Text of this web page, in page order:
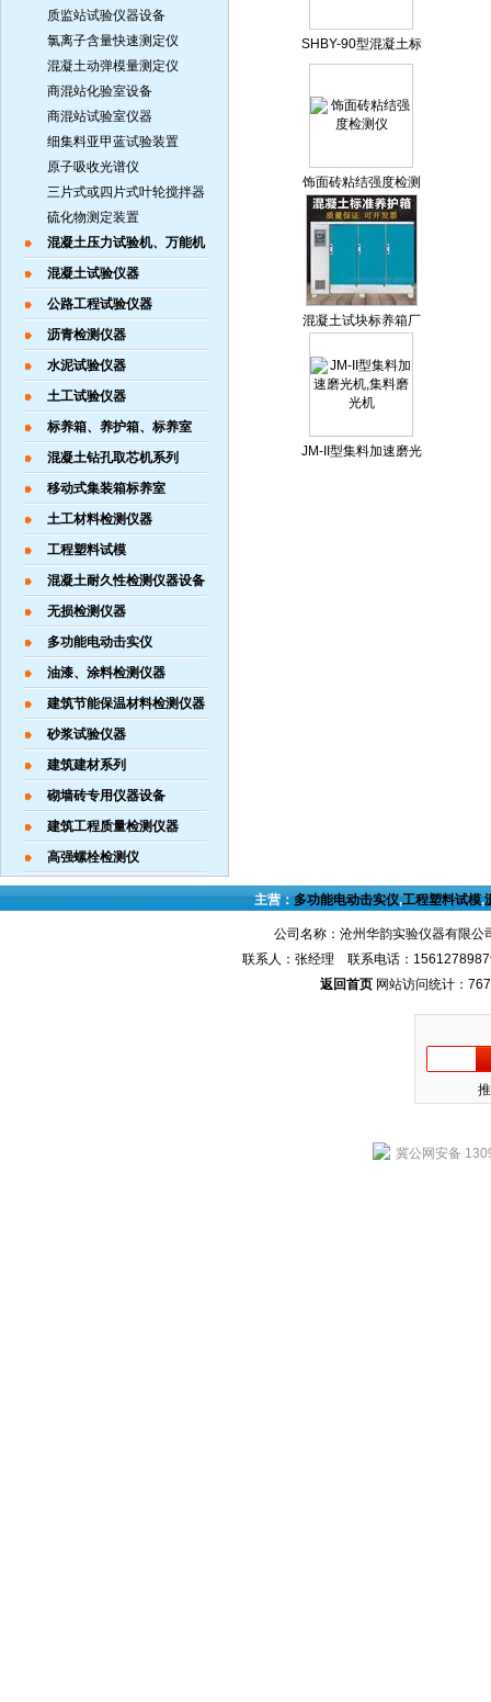
质监站试验仪器设备
氯离子含量快速测定仪
混凝土动弹模量测定仪
商混站化验室设备
商混站试验室仪器
细集料亚甲蓝试验装置
原子吸收光谱仪
三片式或四片式叶轮搅拌器
硫化物测定装置
混凝土压力试验机、万能机
混凝土试验仪器
公路工程试验仪器
沥青检测仪器
水泥试验仪器
土工试验仪器
标养箱、养护箱、标养室
混凝土钻孔取芯机系列
移动式集装箱标养室
土工材料检测仪器
工程塑料试模
混凝土耐久性检测仪器设备
无损检测仪器
多功能电动击实仪
油漆、涂料检测仪器
建筑节能保温材料检测仪器
砂浆试验仪器
建筑建材系列
砌墙砖专用仪器设备
建筑工程质量检测仪器
高强螺栓检测仪
SHBY-90型混凝土标
准养护箱
饰面砖粘结强度检测
仪
混凝土试块标养箱厂
JM-II型集料加速磨光
主营：多功能电动击实仪,工程塑料试模,
公司名称：沧州华韵实验仪器有限
联系人：张经理 联系电话：
返回首页 网站访问统计：
冀公网安备